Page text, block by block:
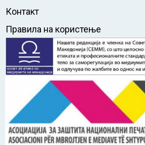
Контакт
Правила на користење